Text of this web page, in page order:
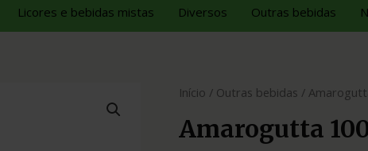
Licores e bebidas mistas Diversos Outras bebidas
Início / Outras bebidas /
Amarogutta